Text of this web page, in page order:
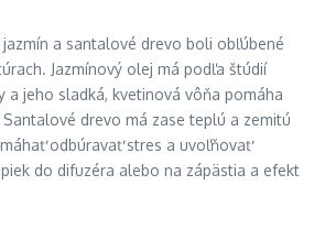
a santalové drevo boli obľúbené
Jazmínový olej má podľa štúdií
a jeho sladká, kvetinová vôňa pomáha
drevo má zase teplú a zemitú
odbúravať stres a uvoľňovať
do difuzéra alebo na zápästia a efekt